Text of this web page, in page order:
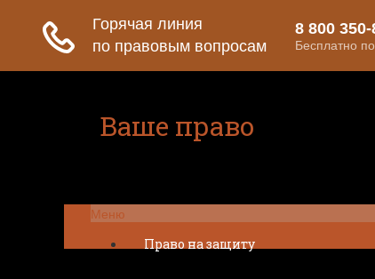
Ваше право
Меню
Право на защиту